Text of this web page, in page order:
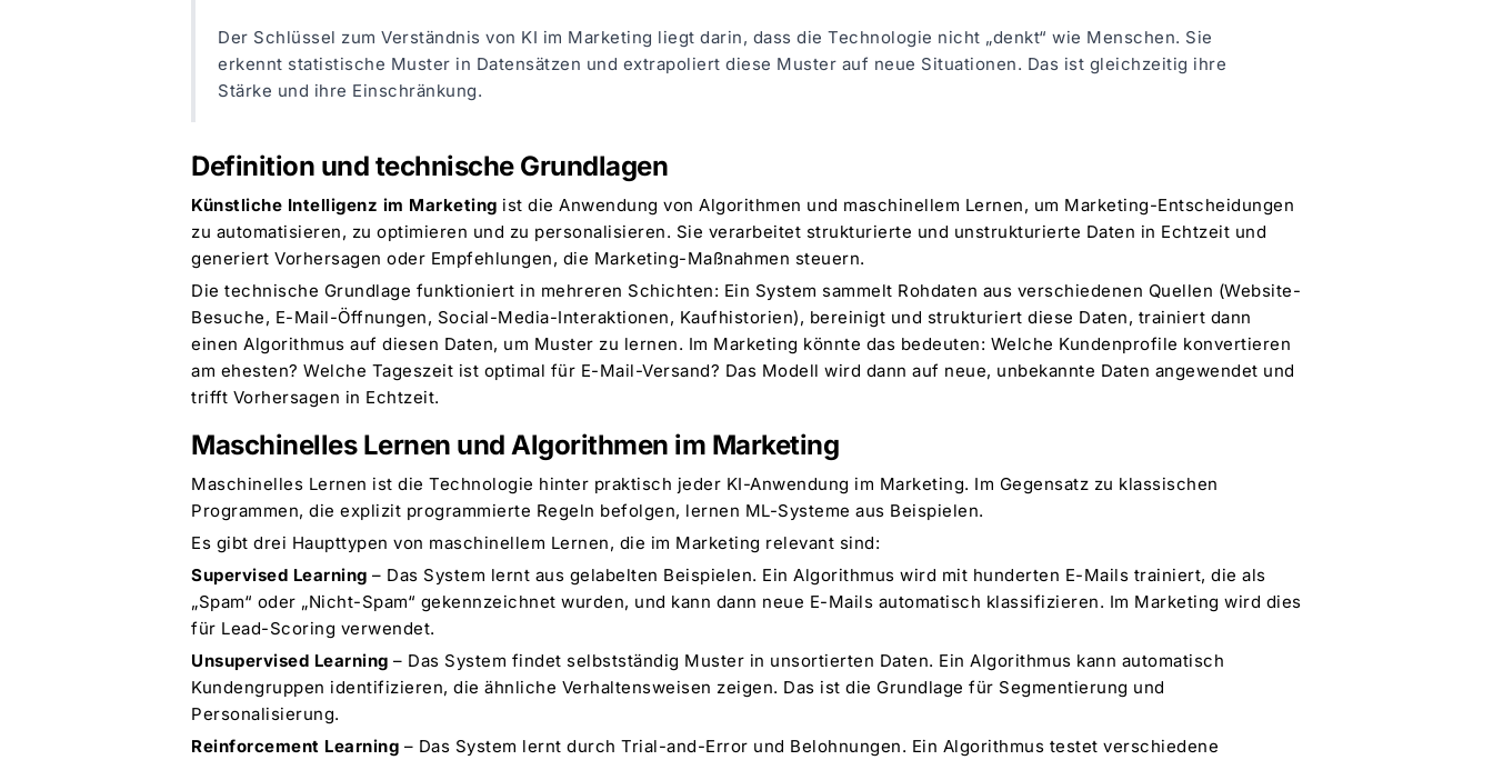
Der Schlüssel zum Verständnis von KI im Marketing liegt darin, dass die Technologie nicht „denkt“ wie Menschen. Sie
erkennt statistische Muster in Datensätzen und extrapoliert diese Muster auf neue Situationen. Das ist gleichzeitig ihre
Stärke und ihre Einschränkung.
Definition und technische Grundlagen
Künstliche Intelligenz im Marketing ist die Anwendung von Algorithmen und maschinellem Lernen, um Marketing-Entscheidungen
zu automatisieren, zu optimieren und zu personalisieren. Sie verarbeitet strukturierte und unstrukturierte Daten in Echtzeit und
generiert Vorhersagen oder Empfehlungen, die Marketing-Maßnahmen steuern.
Die technische Grundlage funktioniert in mehreren Schichten: Ein System sammelt Rohdaten aus verschiedenen Quellen (Website-
Besuche, E-Mail-Öffnungen, Social-Media-Interaktionen, Kaufhistorien), bereinigt und strukturiert diese Daten, trainiert dann
einen Algorithmus auf diesen Daten, um Muster zu lernen. Im Marketing könnte das bedeuten: Welche Kundenprofile konvertieren
am ehesten? Welche Tageszeit ist optimal für E-Mail-Versand? Das Modell wird dann auf neue, unbekannte Daten angewendet und
trifft Vorhersagen in Echtzeit.
Maschinelles Lernen und Algorithmen im Marketing
Maschinelles Lernen ist die Technologie hinter praktisch jeder KI-Anwendung im Marketing. Im Gegensatz zu klassischen
Programmen, die explizit programmierte Regeln befolgen, lernen ML-Systeme aus Beispielen.
Es gibt drei Haupttypen von maschinellem Lernen, die im Marketing relevant sind:
Supervised Learning – Das System lernt aus gelabelten Beispielen. Ein Algorithmus wird mit hunderten E-Mails trainiert, die als
„Spam“ oder „Nicht-Spam“ gekennzeichnet wurden, und kann dann neue E-Mails automatisch klassifizieren. Im Marketing wird dies
für Lead-Scoring verwendet.
Unsupervised Learning – Das System findet selbstständig Muster in unsortierten Daten. Ein Algorithmus kann automatisch
Kundengruppen identifizieren, die ähnliche Verhaltensweisen zeigen. Das ist die Grundlage für Segmentierung und
Personalisierung.
Reinforcement Learning – Das System lernt durch Trial-and-Error und Belohnungen. Ein Algorithmus testet verschiedene